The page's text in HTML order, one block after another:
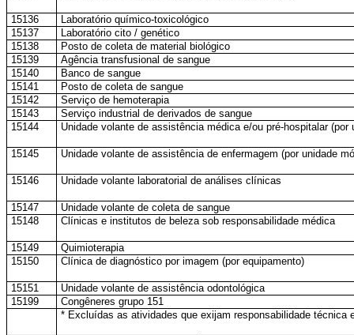
15136
Laboratório químico-toxicológico
15137
Laboratório cito / genético
15138
Posto de coleta de material biológico
15139
Agência transfusional de sangue
15140
Banco de sangue
15141
Posto de coleta de sangue
15142
Serviço de hemoterapia
15143
Serviço industrial de derivados de sangue
15144
Unidade volante de assistência médica e/ou pré-hospitalar (por
15145 Unidade volante de assistência de enfermagem (por unidade
15146 Unidade volante laboratorial de análises clínicas
15147
Unidade volante de coleta de sangue
15148
Clínicas e institutos de beleza sob responsabilidade médica
15149
Quimioterapia
15150
Clínica de diagnóstico por imagem (por equipamento)
15151
Unidade volante de assistência odontológica
15199
Congêneres grupo 151
* Excluídas as atividades que exijam responsabilidade técnica